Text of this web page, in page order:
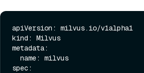
apiVersion: milvus.io/v1alpha1
kind: Milvus
metadata:
spec: